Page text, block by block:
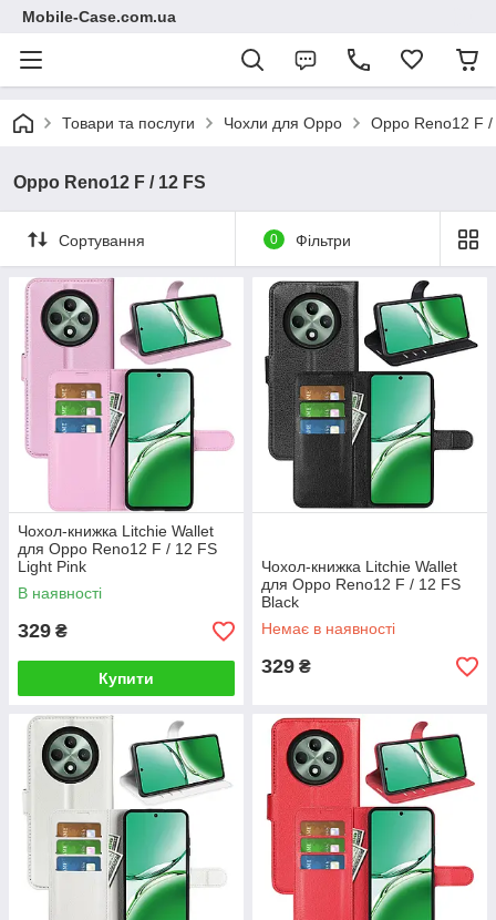
Mobile-Case.com.ua
Товари та послуги Чохли для Oppo Oppo Reno12 F
Oppo Reno12 F / 12 FS
Сортування 0 Фільтри
Чохол-книжка Litchie Wallet
для Oppo Reno12 F / 12 FS
Light Pink
В наявності
329 ₴
Купити
Чохол-книжка Litchie Wallet
для Oppo Reno12 F / 12 FS
Black
Немає в наявності
329 ₴